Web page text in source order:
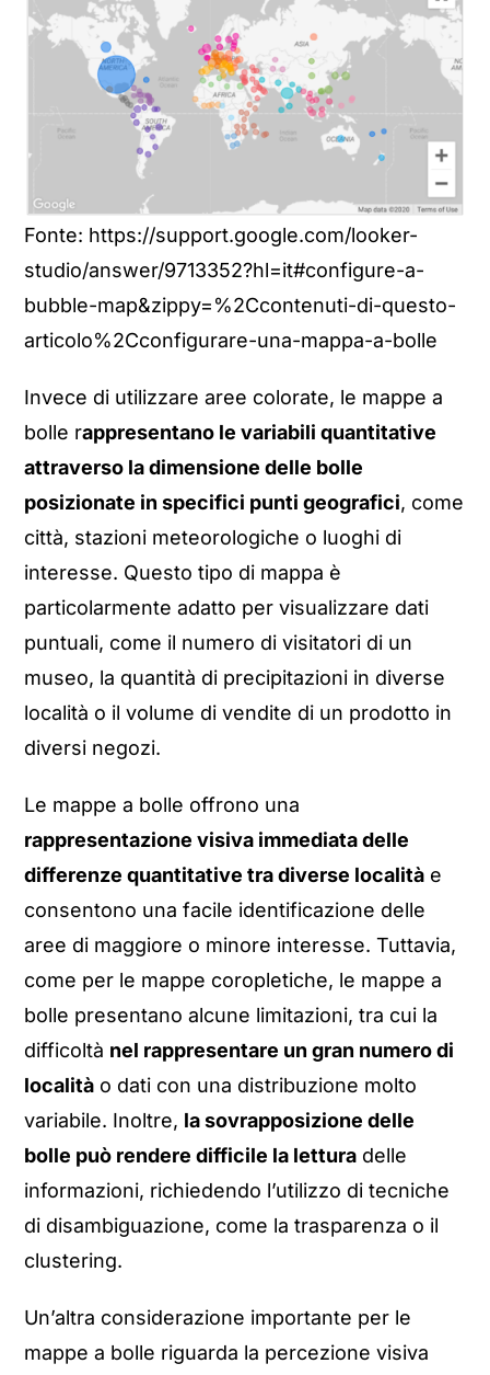
Fonte: https://support.google.com/looker-
studio/answer/9713352?hl=it#configure-a-
bubble-map&zippy=%2Ccontenuti-di-questo-
articolo%2Cconfigurare-una-mappa-a-bolle
Invece di utilizzare aree colorate, le mappe a
bolle rappresentano le variabili quantitative
attraverso la dimensione delle bolle
posizionate in specifici punti geografici, come
città, stazioni meteorologiche o luoghi di
interesse. Questo tipo di mappa è
particolarmente adatto per visualizzare dati
puntuali, come il numero di visitatori di un
museo, la quantità di precipitazioni in diverse
località o il volume di vendite di un prodotto in
diversi negozi.
Le mappe a bolle offrono una
rappresentazione visiva immediata delle
differenze quantitative tra diverse località e
consentono una facile identificazione delle
aree di maggiore o minore interesse. Tuttavia,
come per le mappe coropletiche, le mappe a
bolle presentano alcune limitazioni, tra cui la
difficoltà nel rappresentare un gran numero di
località o dati con una distribuzione molto
variabile. Inoltre, la sovrapposizione delle
bolle può rendere difficile la lettura delle
informazioni, richiedendo l’utilizzo di tecniche
di disambiguazione, come la trasparenza o il
clustering.
Un’altra considerazione importante per le
mappe a bolle riguarda la percezione visiva